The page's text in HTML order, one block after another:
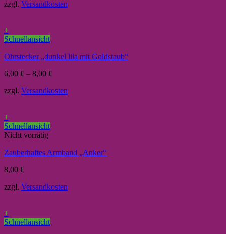
zzgl. Versandkosten
+
Schnellansicht
Ohrstecker „dunkel lila mit Goldstaub“
6,00 € – 8,00 €
zzgl. Versandkosten
+
Schnellansicht
Nicht vorrätig
Zauberhaftes Armband „Anker“
8,00 €
zzgl. Versandkosten
+
Schnellansicht